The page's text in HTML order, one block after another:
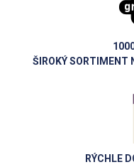
ŠIROKÝ SORTIMENT
RÝCHLE